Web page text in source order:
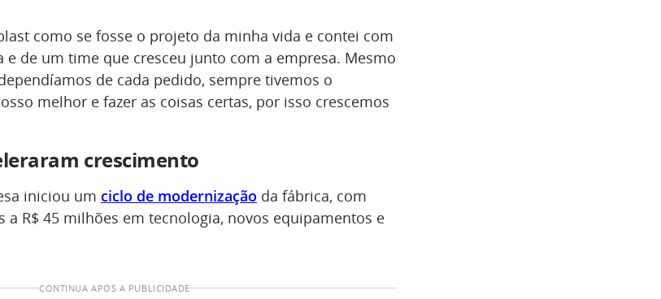
como se fosse o projeto da minha vida e contei com
de um time que cresceu junto com a empresa. Mesmo
de cada pedido, sempre tivemos o
melhor e fazer as coisas certas, por isso crescemos
crescimento
iniciou um ciclo de modernização da fábrica, com
a R$ 45 milhões em tecnologia, novos equipamentos e
CONTINUA APÓS A PUBLICIDADE